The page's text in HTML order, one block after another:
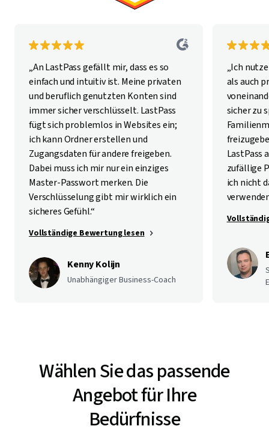
„An LastPass gefällt mir, dass es so
einfach und intuitiv ist. Meine privaten
und beruflich genutzten Konten sind
immer sicher verschlüsselt. LastPass
fügt sich problemlos in Websites ein;
ich kann Ordner erstellen und
Zugangsdaten für andere freigeben.
Dabei muss ich mir nur ein einziges
Master-Passwort merken. Die
Verschlüsselung gibt mir wirklich ein
sicheres Gefühl.“
Vollständige Bewertung lesen
Kenny Kolijn
Unabhängiger Business-Coach
„Ich
als auch
sicher zu
LastPass
zufällige
ich nicht
Wählen Sie das passende
Angebot für Ihre
Bedürfnisse